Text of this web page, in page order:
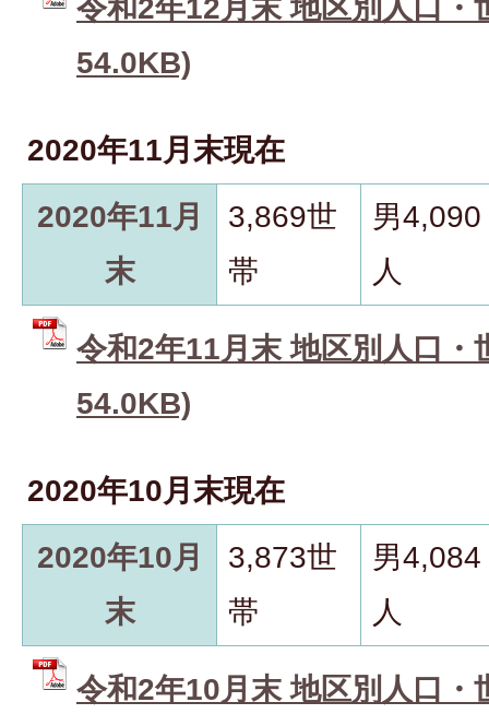
令和2年12月末 地区別人口
54.0KB)
2020年11月末現在
2020年11月
末
3,869世
帯
男4,090
人
令和2年11月末 地区別人口
54.0KB)
2020年10月末現在
2020年10月
末
3,873世
帯
男4,084
人
令和2年10月末 地区別人口